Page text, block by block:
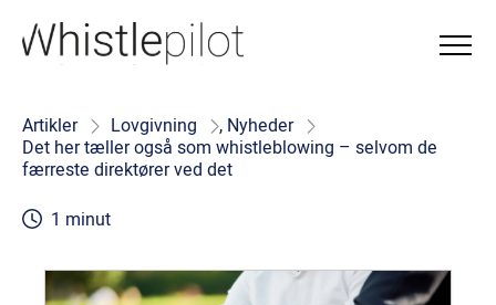
Artikler Lovgivning , Nyheder
Det her tæller også som whistleblowing – selvom de
færreste direktører ved det
1 minut